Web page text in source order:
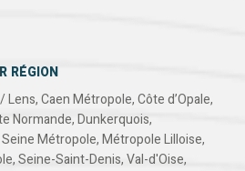
RÉGION
Lens,Caen Métropole,Côte d’Opale,
Normande,Dunkerquois,
Seine Métropole,Métropole Lilloise,
,Seine-Saint-Denis,Val-d'Oise,